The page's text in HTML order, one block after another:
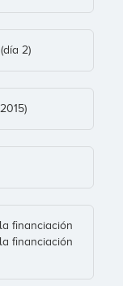
2)
financiación
financiación